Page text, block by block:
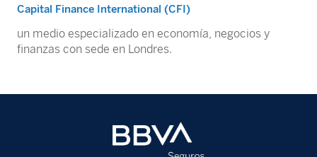
Capital Finance International (CFI)
un medio especializado en economía, negocios y
finanzas con sede en Londres.